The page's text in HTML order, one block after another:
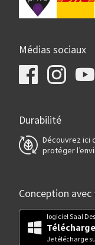
Médias sociaux
Durabilité
Découvrez ici
protéger
Conception
logiciel Saal
Je télécharge